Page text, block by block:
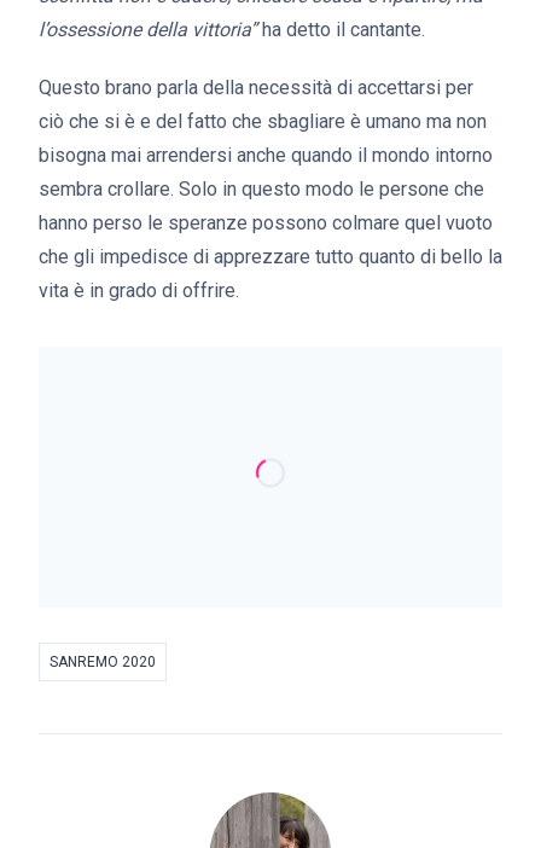
l’ossessione della vittoria”ha detto il cantante.
Questo brano parla della necessità di accettarsi per
ciò che si è e del fatto che sbagliare è umano ma non
bisogna mai arrendersi anche quando il mondo intorno
sembra crollare. Solo in questo modo le persone che
hanno perso le speranze possono colmare quel vuoto
che gli impedisce di apprezzare tutto quanto di bello la
vita è in grado di offrire.
SANREMO 2020